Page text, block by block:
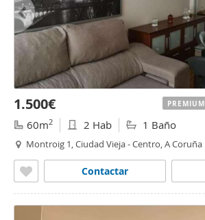
1.500€
60m2 2 Hab 1 Baño
Montroig 1, Ciudad Vieja - Centro, A Coruña
Contactar
PREMIUM